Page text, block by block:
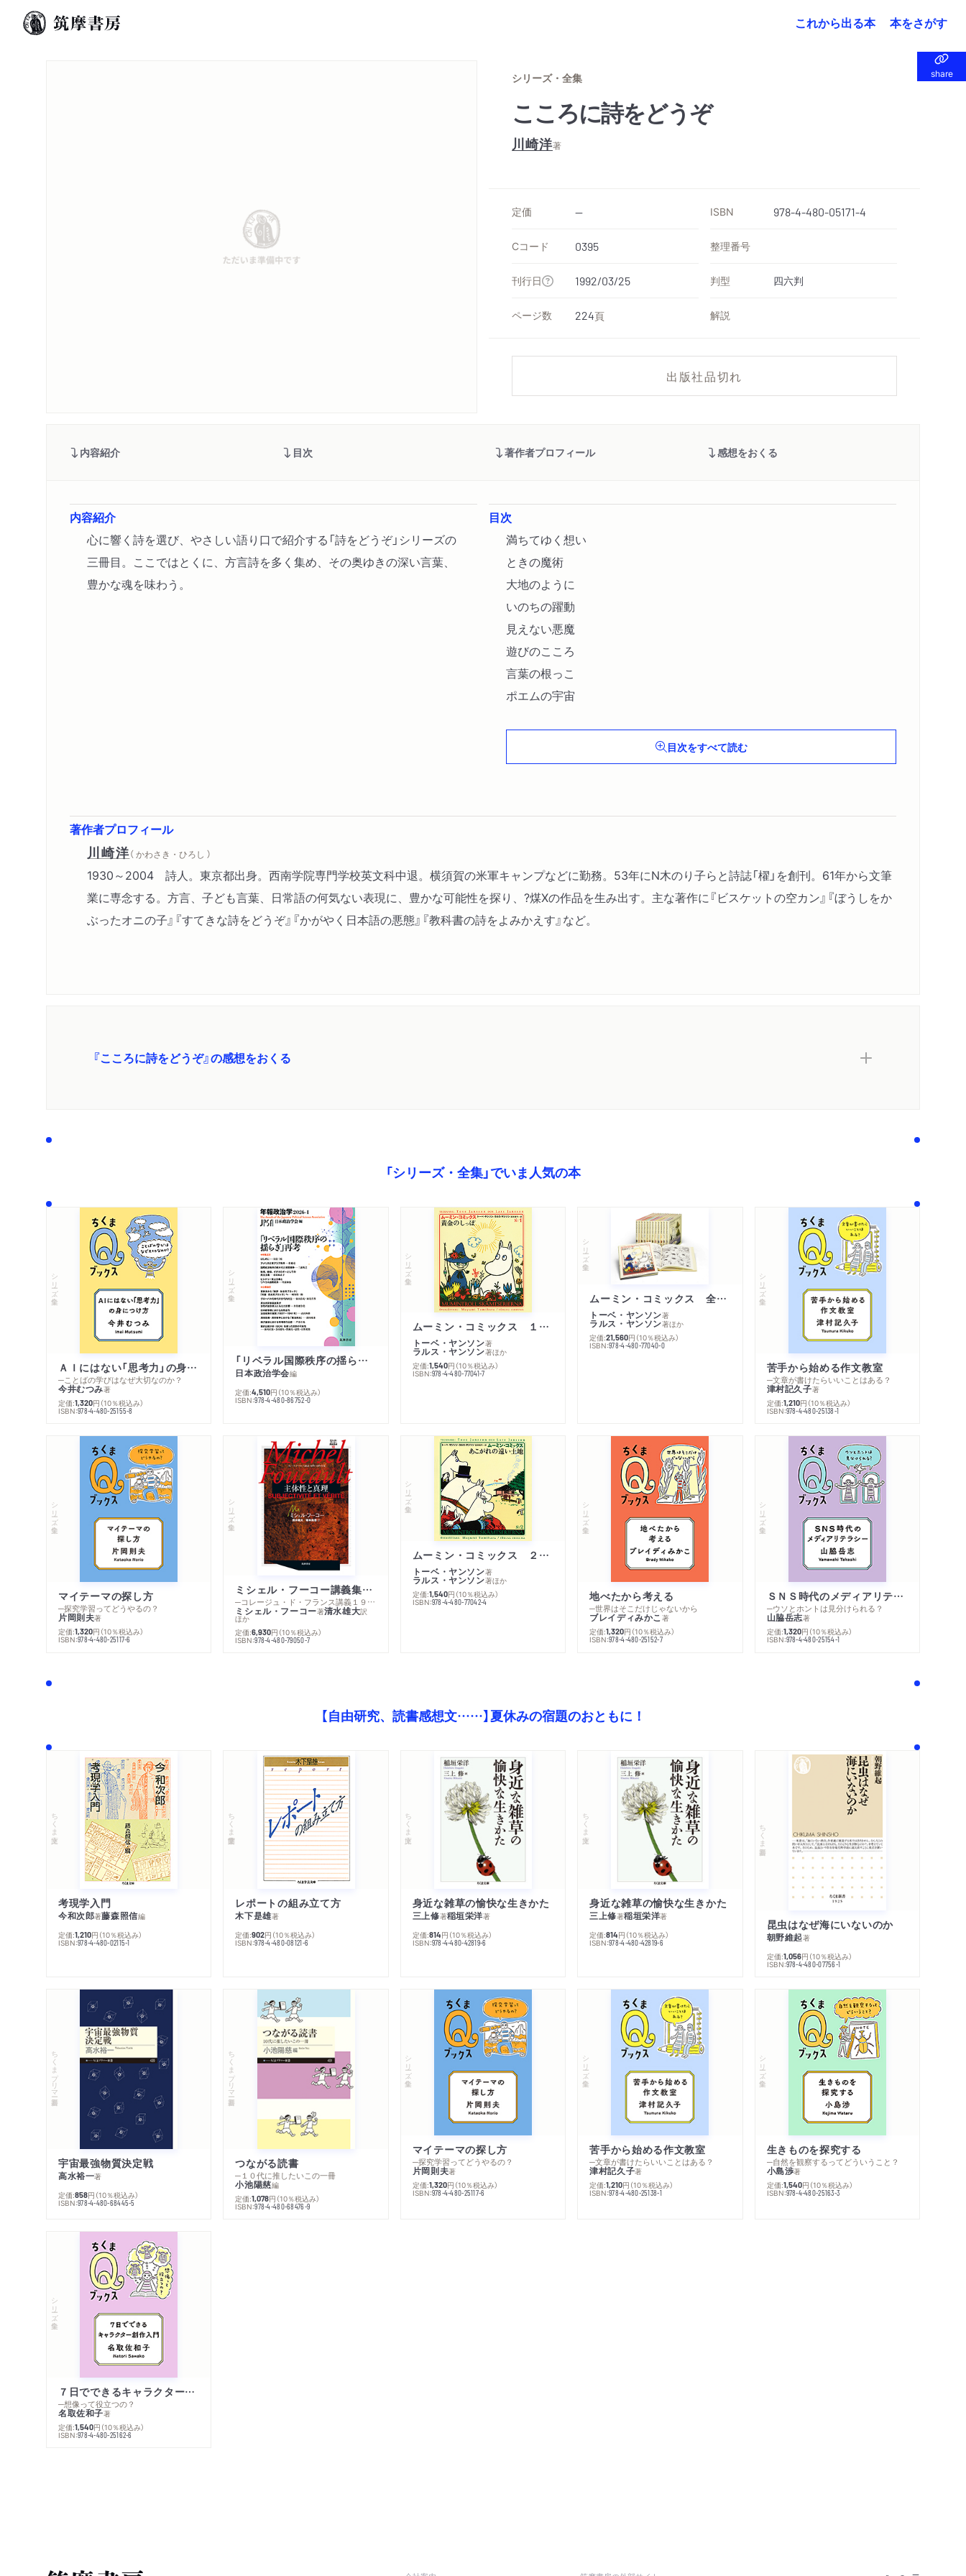
これから出る本 本をさがす
share
share
シリーズ・全集
こころに詩をどうぞ
川崎洋著
定価 -- ISBN 978-4-480-05171-4
Cコード 0395 整理番号
刊行日 1992/03/25 判型 四六判
ページ数 224頁 解説
出版社品切れ
内容紹介 目次 著作者プロフィール 感想をおくる
内容紹介
心に響く詩を選び、やさしい語り口で紹介する「詩をどうぞ」シリーズの
三冊目。ここではとくに、方言詩を多く集め、その奥ゆきの深い言葉、
豊かな魂を味わう。
目次
満ちてゆく想い
ときの魔術
大地のように
いのちの躍動
見えない悪魔
遊びのこころ
言葉の根っこ
ポエムの宇宙
目次をすべて読む
著作者プロフィール
川崎洋（ かわさき・ひろし ）
1930～2004 詩人。東京都出身。西南学院専門学校英文科中退。横須賀の米軍キャンプなどに勤務。53年にN木のり子らと詩誌「櫂」を創刊。61年から文筆
業に専念する。方言、子ども言葉、日常語の何気ない表現に、豊かな可能性を探り、?煤Xの作品を生み出す。主な著作に『ビスケットの空カン』『ぼうしをか
ぶったオニの子』『すてきな詩をどうぞ』『かがやく日本語の悪態』『教科書の詩をよみかえす』など。
『こころに詩をどうぞ』の感想をおくる
「シリーズ・全集」でいま人気の本
シリーズ・全集
ＡＩにはない「思考力」の身につけ方
─ことばの学びはなぜ大切なのか？
今井むつみ著
定価:1,320円 （10％税込み）
ISBN:978-4-480-25155-8
シリーズ・全集
「リベラル国際秩序の揺らぎ」再考 年報政治学２０２６‐Ⅰ
日本政治学会編
定価:4,510円 （10％税込み）
ISBN:978-4-480-86752-0
シリーズ・全集
ムーミン・コミックス １ 黄金のしっぽ
トーベ・ヤンソン著
ラルス・ヤンソン著ほか
定価:1,540円 （10％税込み）
ISBN:978-4-480-77041-7
シリーズ・全集
ムーミン・コミックス 全１４巻セット
トーベ・ヤンソン著
ラルス・ヤンソン著ほか
定価:21,560円 （10％税込み）
ISBN:978-4-480-77040-0
シリーズ・全集
苦手から始める作文教室
─文章が書けたらいいことはある？
津村記久子著
定価:1,210円 （10％税込み）
ISBN:978-4-480-25138-1
シリーズ・全集
マイテーマの探し方
─探究学習ってどうやるの？
片岡則夫著
定価:1,320円 （10％税込み）
ISBN:978-4-480-25117-6
シリーズ・全集
ミシェル・フーコー講義集成１０ 主体性と真理
─コレージュ・ド・フランス講義１９８０－１９８１年度
ミシェル・フーコー著清水雄大訳
ほか
定価:6,930円 （10％税込み）
ISBN:978-4-480-79050-7
シリーズ・全集
ムーミン・コミックス ２ あこがれの遠い土地
トーベ・ヤンソン著
ラルス・ヤンソン著ほか
定価:1,540円 （10％税込み）
ISBN:978-4-480-77042-4
シリーズ・全集
地べたから考える
─世界はそこだけじゃないから
ブレイディみかこ著
定価:1,320円 （10％税込み）
ISBN:978-4-480-25152-7
シリーズ・全集
ＳＮＳ時代のメディアリテラシー
─ウソとホントは見分けられる？
山脇岳志著
定価:1,320円 （10％税込み）
ISBN:978-4-480-25154-1
【自由研究、読書感想文……】夏休みの宿題のおともに！
ちくま文庫
考現学入門
今和次郎著藤森照信編
定価:1,210円 （10％税込み）
ISBN:978-4-480-02115-1
ちくま学芸文庫
レポートの組み立て方
木下是雄著
定価:902円 （10％税込み）
ISBN:978-4-480-08121-6
ちくま文庫
身近な雑草の愉快な生きかた
三上修著稲垣栄洋著
定価:814円 （10％税込み）
ISBN:978-4-480-42819-6
ちくま文庫
身近な雑草の愉快な生きかた
三上修著稲垣栄洋著
定価:814円 （10％税込み）
ISBN:978-4-480-42819-6
ちくま新書
昆虫はなぜ海にいないのか
朝野維起著
定価:1,056円 （10％税込み）
ISBN:978-4-480-07756-1
ちくまプリマー新書
宇宙最強物質決定戦
高水裕一著
定価:858円 （10％税込み）
ISBN:978-4-480-68445-5
ちくまプリマー新書
つながる読書
─１０代に推したいこの一冊
小池陽慈編
定価:1,078円 （10％税込み）
ISBN:978-4-480-68476-9
シリーズ・全集
マイテーマの探し方
─探究学習ってどうやるの？
片岡則夫著
定価:1,320円 （10％税込み）
ISBN:978-4-480-25117-6
シリーズ・全集
苦手から始める作文教室
─文章が書けたらいいことはある？
津村記久子著
定価:1,210円 （10％税込み）
ISBN:978-4-480-25138-1
シリーズ・全集
生きものを探究する
─自然を観察するってどういうこと？
小島渉著
定価:1,540円 （10％税込み）
ISBN:978-4-480-25163-3
シリーズ・全集
７日でできるキャラクター創作入門
─想像って役立つの？
名取佐和子著
定価:1,540円 （10％税込み）
ISBN:978-4-480-25162-6